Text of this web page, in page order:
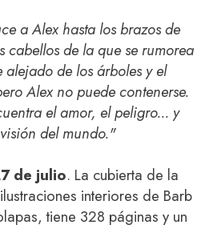
a Alex hasta los brazos de
de la que se rumorea
de los árboles y el
Alex no puede contenerse.
el amor, el peligro... y
del mundo."
de julio. La cubierta de la
interiores de Barb
tiene 328 páginas y un